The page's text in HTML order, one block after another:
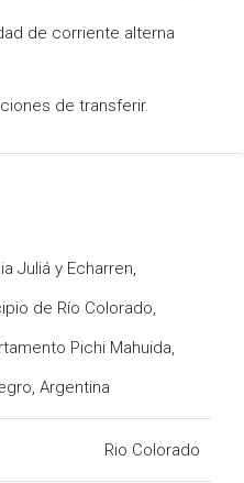
de corriente alterna
de transferir.
Juliá y Echarren,
de Río Colorado,
Pichi Mahuida,
Argentina
Rio Colorado